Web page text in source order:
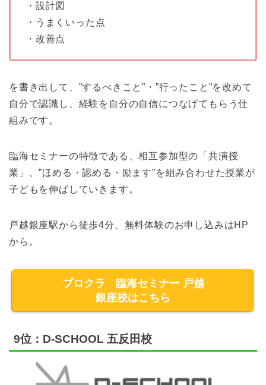
・設計図
・うまくいった点
・改善点
を書き出して、”するべきこと”・”行ったこと”を改めて
自分で認識し、経験を自分の自信につなげてもらう仕
組みです。
臨海セミナーの特徴である、相互参加型の「共演授
業」、”ほめる・認める・励ます”を組み合わせた授業が
子どもを伸ばしていきます。
戸越銀座駅から徒歩4分、無料体験のお申し込みはHP
から。
プロクラ 臨海セミナー 戸越
銀座校はこちら
9位：D-SCHOOL 五反田校